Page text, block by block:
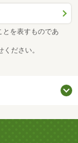
を表すものであ
ださい。